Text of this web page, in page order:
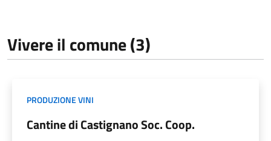
Vivere il comune (3)
PRODUZIONE VINI
Cantine di Castignano Soc. Coop.